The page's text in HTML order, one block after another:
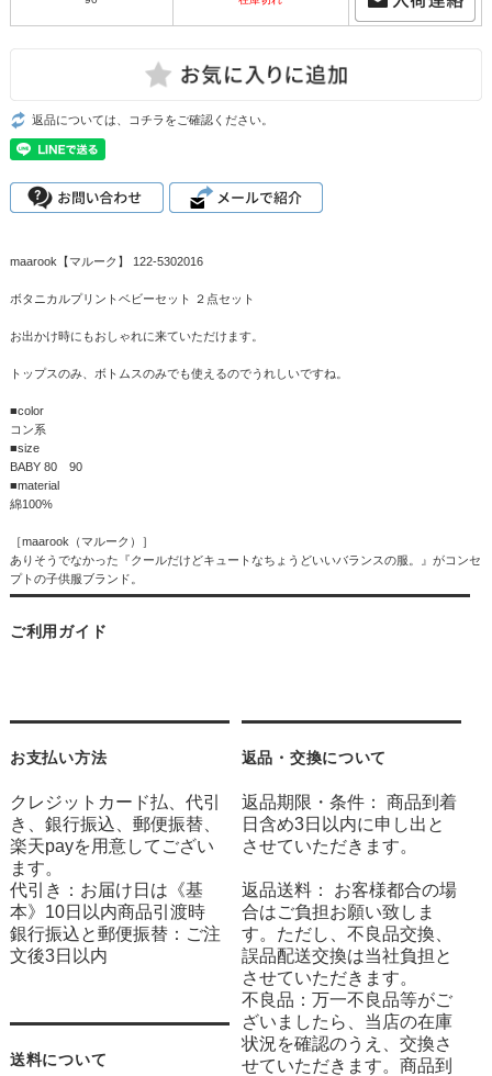
返品については、コチラをご確認ください。
maarook【マルーク】 122-5302016
ボタニカルプリントベビーセット ２点セット
お出かけ時にもおしゃれに来ていただけます。
トップスのみ、ボトムスのみでも使えるのでうれしいですね。
■color
コン系
■size
BABY 80 90
■material
綿100%
［maarook（マルーク）］
ありそうでなかった『クールだけどキュートなちょうどいいバランスの服。』がコンセ
プトの子供服ブランド。
ご利用ガイド
お支払い方法
クレジットカード払、代引
き、銀行振込、郵便振替、
楽天payを用意してござい
ます。
代引き：お届け日は《基
本》10日以内商品引渡時
銀行振込と郵便振替：ご注
文後3日以内
送料について
返品・交換について
返品期限・条件： 商品到着
日含め3日以内に申し出と
させていただきます。
返品送料： お客様都合の場
合はご負担お願い致しま
す。ただし、不良品交換、
誤品配送交換は当社負担と
させていただきます。
不良品：万一不良品等がご
ざいましたら、当店の在庫
状況を確認のうえ、交換さ
せていただきます。商品到